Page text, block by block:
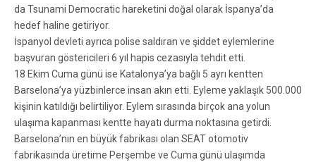
da Tsunami Democratic hareketini doğal olarak İspanya’da
hedef haline getiriyor.
İspanyol devleti ayrıca polise saldıran ve şiddet eylemlerine
başvuran göstericileri 6 yıl hapis cezasıyla tehdit etti.
18 Ekim Cuma günü ise Katalonya’ya bağlı 5 ayrı kentten
Barselona’ya yüzbinlerce insan akın etti. Eyleme yaklaşık 500.000
kişinin katıldığı belirtiliyor. Eylem sırasında birçok ana yolun
ulaşıma kapanması kentte hayatı durma noktasına getirdi.
Barselona’nın en büyük fabrikası olan SEAT otomotiv
fabrikasında üretime Perşembe ve Cuma günü ulaşımda